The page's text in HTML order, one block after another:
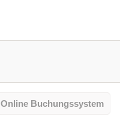
Online Buchungssystem